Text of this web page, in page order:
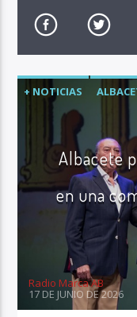
Radio Marca
Albacete
Radio Marca AB
+ NOTICIAS
FERIA DE ALBACETE
Albacete
en una
Radio Marca AB
17 DE JUNIO DE 2026